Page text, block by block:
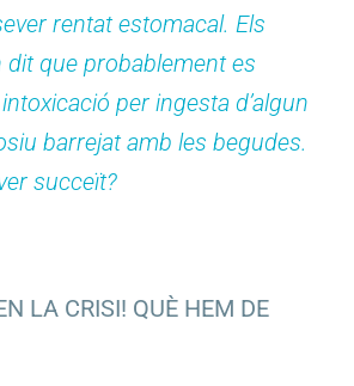
rentat estomacal. Els
dit que probablement es
per ingesta d’algun
barrejat amb les begudes.
succeït?
LA CRISI! QUÈ HEM DE